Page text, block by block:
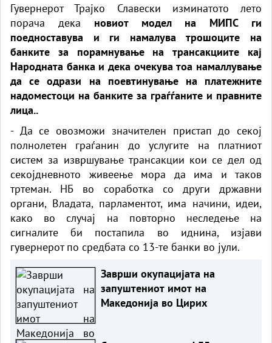
Гувернерот Трајко Славески изминатото лето
порача дека новиот модел на МИПС ги
поедноставува и ги намалува трошоците на
банките за порамнување на трансакциите кај
Народната банка и дека очекува тоа намаллување
да се одрази на поевтинување на платежните
надоместоци на банките за граѓѓаните и правните
лица..
- Да се овозможи значителен пристап до секој
полнолетен граѓанин до услугите на платниот
систем за извршување трансакции кои се дел од
секојдневното живеење мора да има и таков
тртеман. НБ во соработка со други државни
органи, Владата, парламентот, има начини, идеи,
како во случај на повторно неследење на
сигналите би постапила во иднина, изјави
гувернерот по средбата со 13-те банки во јули.
Заврши окупацијата на
запуштениот имот на
Македонија во Цирих